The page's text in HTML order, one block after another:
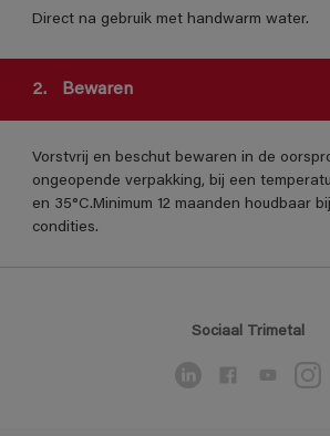
Direct na gebruik met handwarm water.
2. Bewaren
Vorstvrij en beschut bewaren in de
ongeopende verpakking, bij een
en 35°C.Minimum 12 maanden houdbaar
condities.
Sociaal Trimetal